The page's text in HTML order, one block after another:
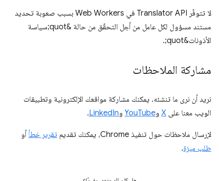
لا تتوفّر Translator API في Web Workers بسبب صعوبة تحديد
مستند مسؤول لكل عامل من أجل التحقّق من حالة &quot;سياسة
الأذونات&quot;.
مشاركة الملاحظات
نريد أن نرى ما تنشئه. يمكنك مشاركة مواقعك الإلكترونية وتطبيقات
الويب معنا على X وYouTube وLinkedIn
.
لإرسال ملاحظات حول تنفيذ Chrome، يمكنك تقديم تقرير خطأ أو
طلب ميزة.